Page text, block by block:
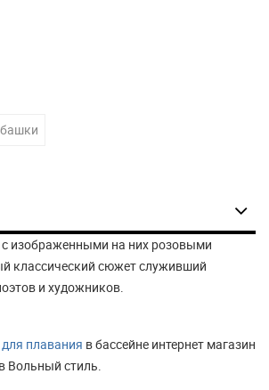
изображенными на них розовыми
классический сюжет служивший
и художников.
плавания в бассейне интернет магазин
Вольный стиль.